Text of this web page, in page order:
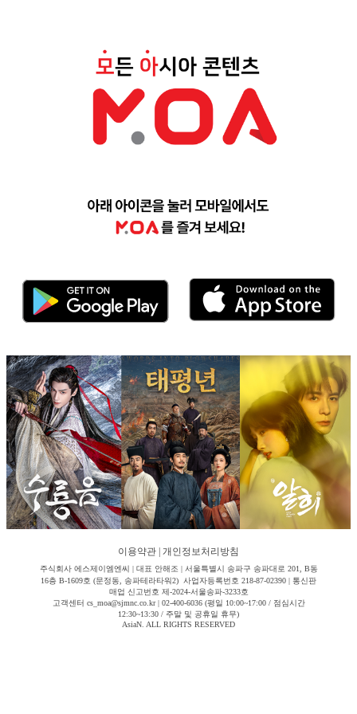
이용약관 개인정보처리방침
주식회사 에스제이엠엔씨 | 대표 안해조 | 서울특별시 송파구 송파대로 201, B동
16층 B-1609호 (문정동, 송파테라타워2) 사업자등록번호 218-87-02390 | 통신판
매업 신고번호 제-2024-서울송파-3233호
고객센터 cs_moa@sjmnc.co.kr | 02-400-6036 (평일 10:00~17:00 / 점심시간
12:30~13:30 / 주말 및 공휴일 휴무)
AsiaN. ALL RIGHTS RESERVED